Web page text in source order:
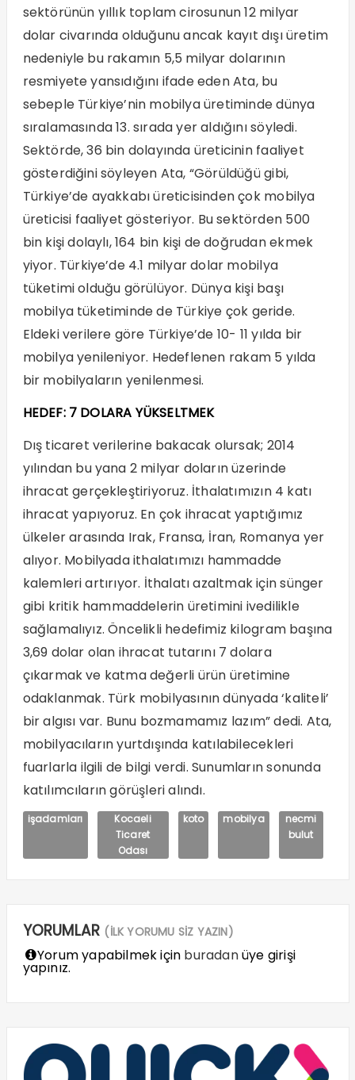
sektörünün yıllık toplam cirosunun 12 milyar
dolar civarında olduğunu ancak kayıt dışı üretim
nedeniyle bu rakamın 5,5 milyar dolarının
resmiyete yansıdığını ifade eden Ata, bu
sebeple Türkiye’nin mobilya üretiminde dünya
sıralamasında 13. sırada yer aldığını söyledi.
Sektörde, 36 bin dolayında üreticinin faaliyet
gösterdiğini söyleyen Ata, “Görüldüğü gibi,
Türkiye’de ayakkabı üreticisinden çok mobilya
üreticisi faaliyet gösteriyor. Bu sektörden 500
bin kişi dolaylı, 164 bin kişi de doğrudan ekmek
yiyor. Türkiye’de 4.1 milyar dolar mobilya
tüketimi olduğu görülüyor. Dünya kişi başı
mobilya tüketiminde de Türkiye çok geride.
Eldeki verilere göre Türkiye’de 10- 11 yılda bir
mobilya yenileniyor. Hedeflenen rakam 5 yılda
bir mobilyaların yenilenmesi.
HEDEF: 7 DOLARA YÜKSELTMEK
Dış ticaret verilerine bakacak olursak; 2014
yılından bu yana 2 milyar doların üzerinde
ihracat gerçekleştiriyoruz. İthalatımızın 4 katı
ihracat yapıyoruz. En çok ihracat yaptığımız
ülkeler arasında Irak, Fransa, İran, Romanya yer
alıyor. Mobilyada ithalatımızı hammadde
kalemleri artırıyor. İthalatı azaltmak için sünger
gibi kritik hammaddelerin üretimini ivedilikle
sağlamalıyız. Öncelikli hedefimiz kilogram başına
3,69 dolar olan ihracat tutarını 7 dolara
çıkarmak ve katma değerli ürün üretimine
odaklanmak. Türk mobilyasının dünyada ‘kaliteli’
bir algısı var. Bunu bozmamamız lazım” dedi. Ata,
mobilyacıların yurtdışında katılabilecekleri
fuarlarla ilgili de bilgi verdi. Sunumların sonunda
katılımcıların görüşleri alındı.
işadamları
Kocaeli
Ticaret
Odası
koto mobilya
necmi
bulut
YORUMLAR (İLK YORUMU SİZ YAZIN)
Yorum yapabilmek için buradanüye girişi
yapınız.